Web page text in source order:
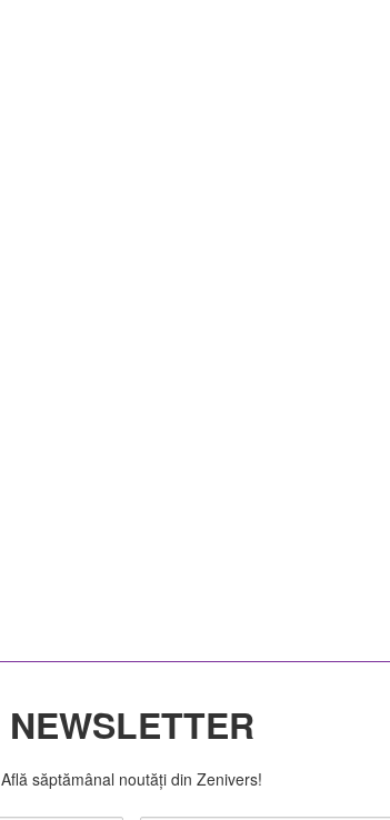
NEWSLETTER
Află săptămânal noutăți din Zenivers!